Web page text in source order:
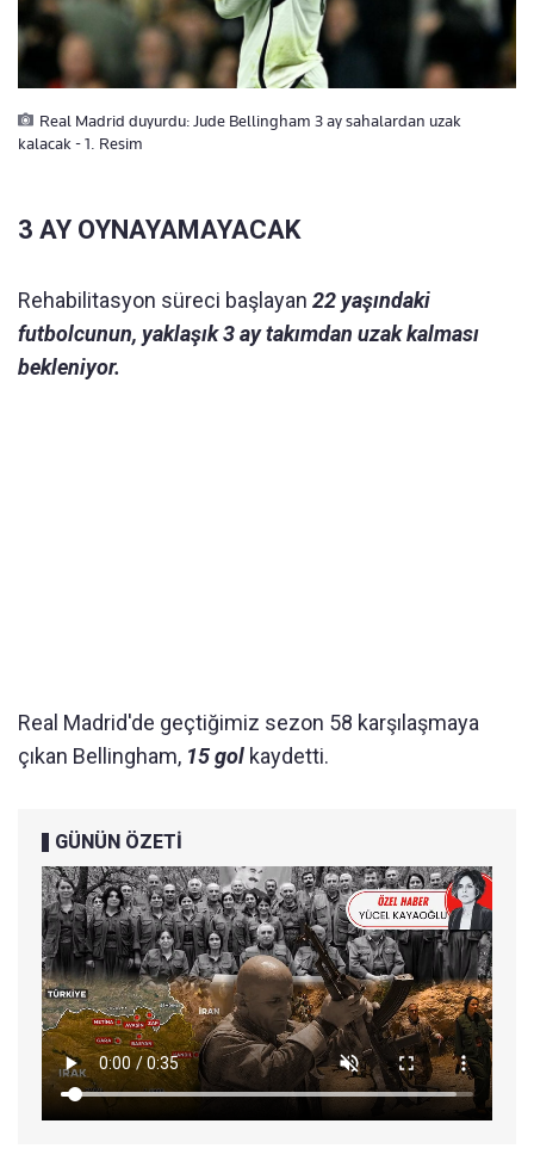
Real Madrid duyurdu: Jude Bellingham 3 ay sahalardan uzak
kalacak - 1. Resim
3 AY OYNAYAMAYACAK
Rehabilitasyon süreci başlayan 22 yaşındaki
futbolcunun, yaklaşık 3 ay takımdan uzak kalması
bekleniyor.
Real Madrid'de geçtiğimiz sezon 58 karşılaşmaya
çıkan Bellingham, 15 gol kaydetti.
GÜNÜN ÖZETİ